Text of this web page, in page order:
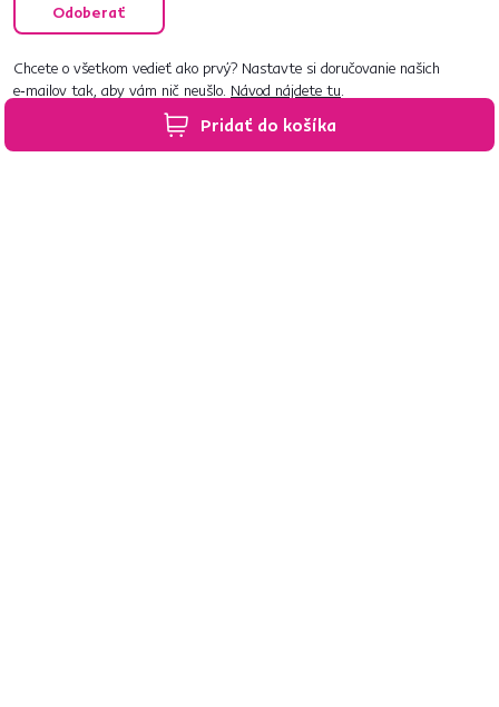
Pridať do košíka
Odoberať
Chcete o všetkom vedieť ako prvý? Nastavte si doručovanie našich
e‑mailov tak, aby vám nič neušlo. Návod nájdete tu.